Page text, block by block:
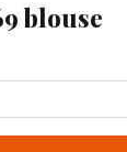
blouse